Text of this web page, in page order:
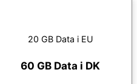
20 GB Data i EU
60 GB Data i DK